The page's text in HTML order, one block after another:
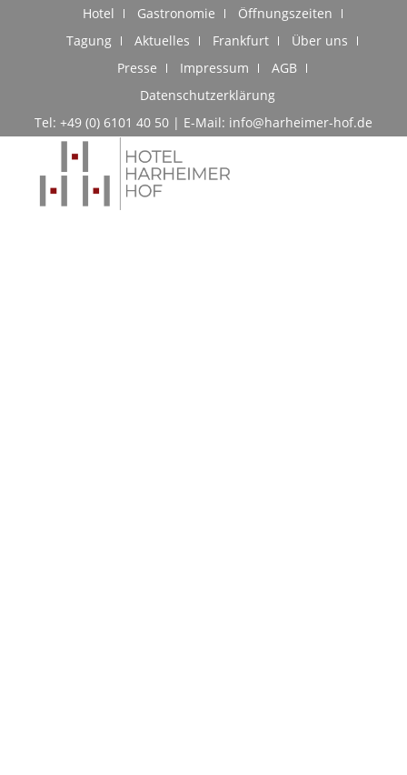
Hotel Gastronomie
Öffnungszeiten
Tagung
Aktuelles Frankfurt
Über uns
Presse
Impressum
AGB
Datenschutzerklärung
Tel: +49 (0) 6101 40 50 | E-Mail: info@harheimer-hof.de